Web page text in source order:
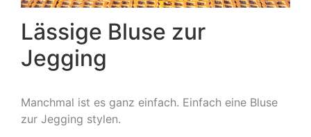
Lässige Bluse zur
Jegging
Manchmal ist es ganz einfach. Einfach eine Bluse
zur Jegging stylen.